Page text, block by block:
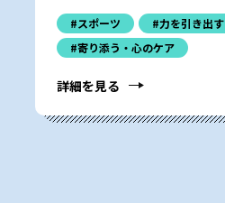
#スポーツ
#力を引き出す
#寄り添う・心のケア
詳細を見る